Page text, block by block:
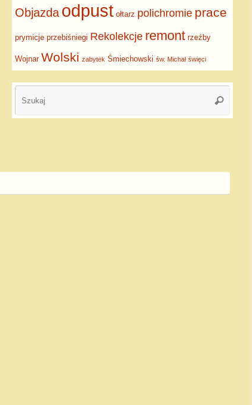
Objazda odpust ołtarz polichromie prace
prymicje przebiśniegi Rekolekcje remont rzeźby
Wojnar Wolski zabytek Śmiechowski św. Michał święci